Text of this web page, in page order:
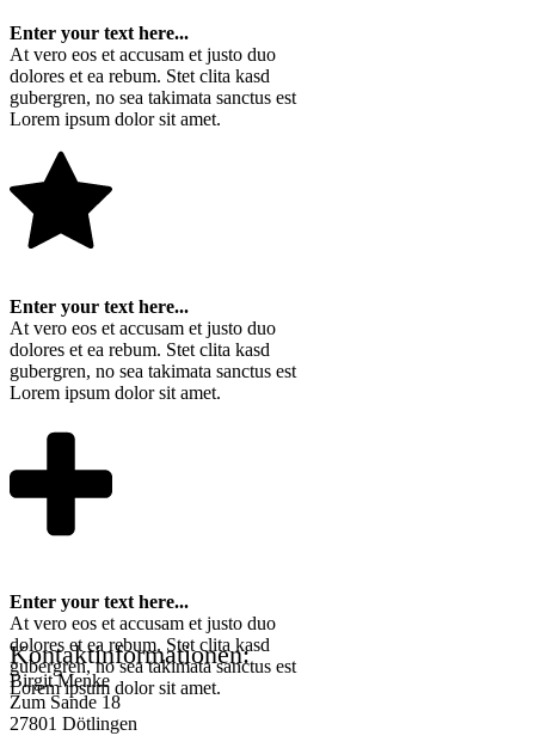
Enter your text here...
At vero eos et accusam et justo duo
dolores et ea rebum. Stet clita kasd
gubergren, no sea takimata sanctus est
Lorem ipsum dolor sit amet.
Enter your text here...
At vero eos et accusam et justo duo
dolores et ea rebum. Stet clita kasd
gubergren, no sea takimata sanctus est
Lorem ipsum dolor sit amet.
Enter your text here...
At vero eos et accusam et justo duo
dolores et ea rebum. Stet clita kasd
gubergren, no sea takimata sanctus est
Lorem ipsum dolor sit amet.
Kontaktinformationen:
Birgit Menke
Zum Sande 18
27801 Dötlingen